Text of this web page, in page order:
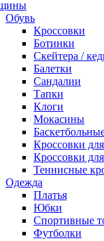
Обувь
Кроссовки
Ботинки
Скейтера /
Балетки
Сандалии
Тапки
Клоги
Мокасины
Кроссовки
Кроссовки
Теннисные
Одежда
Платья
Юбки
Спортивные
Футболки